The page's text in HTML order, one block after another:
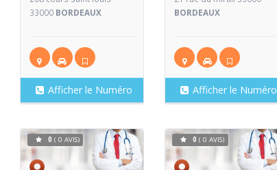
33000 BORDEAUX
Afficher le Numéro
BORDEAUX
Afficher le Numéro
Voir
0 ( 0 AVIS)
Voir
Fiche
0 ( 0 AVIS)